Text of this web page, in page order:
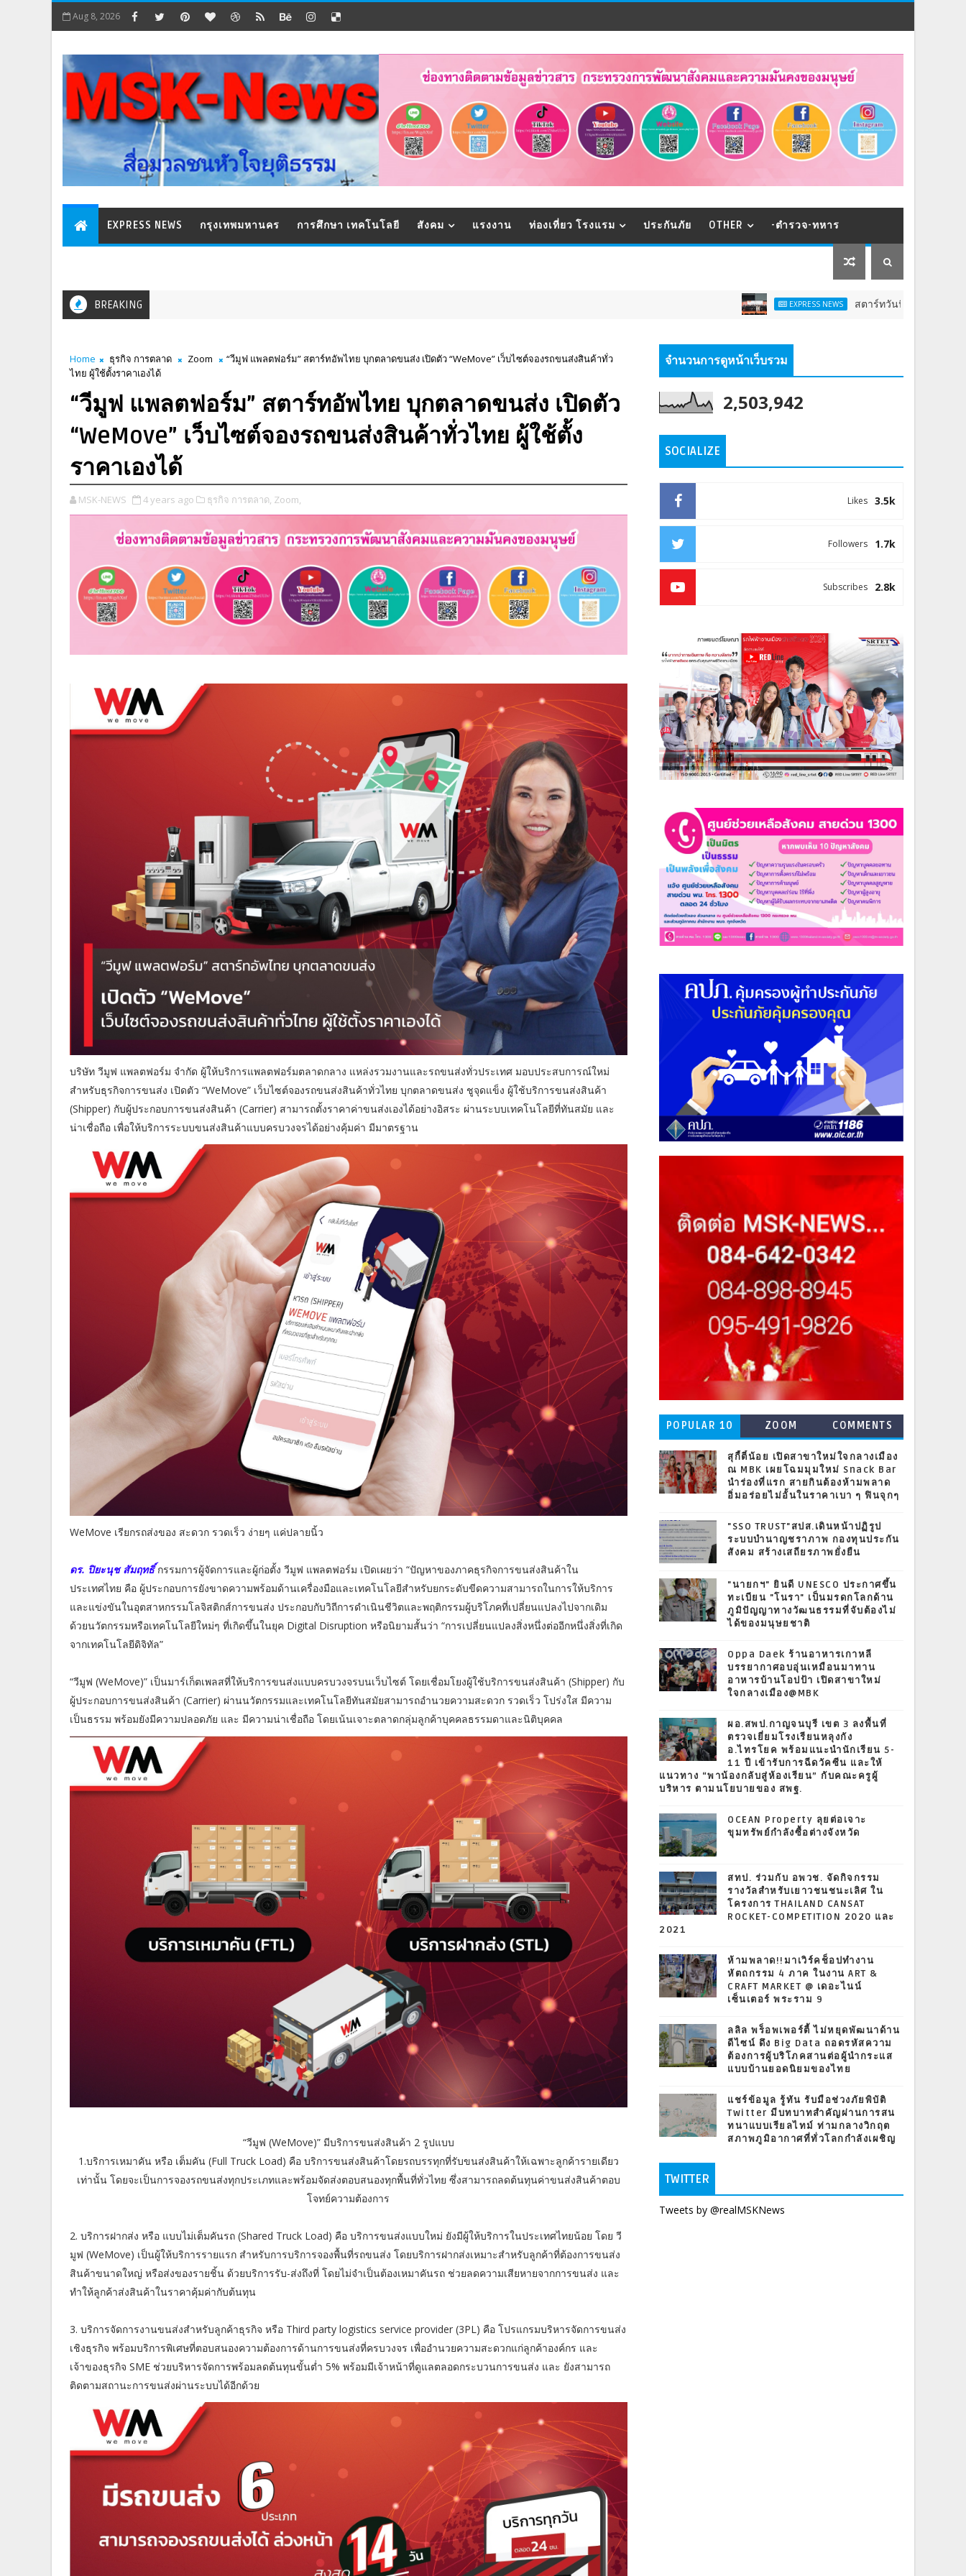
Aug 8, 2026
EXPRESS NEWS กรุงเทพมหานคร การศึกษา เทคโนโลยี สังคม แรงงาน ท่องเที่ยว โรงแรม ประกันภัย OTHER -ตำรวจ-ทหาร
BREAKING EXPRESS NEWS สตาร์ทวันนี้ - 9 ส.ค.Franchise Expo
Home ธุรกิจ การตลาด Zoom
“วีมูฟ แพลตฟอร์ม” สตาร์ทอัพไทย บุกตลาดขนส่ง เปิดตัว “WeMove” เว็บไซต์จองรถขนส่งสินค้าทั่ว
ไทย ผู้ใช้ตั้งราคาเองได้
“วีมูฟ แพลตฟอร์ม” สตาร์ทอัพไทย บุกตลาดขนส่ง เปิดตัว
“WeMove” เว็บไซต์จองรถขนส่งสินค้าทั่วไทย ผู้ใช้ตั้ง
ราคาเองได้
MSK-NEWS 4 years ago ธุรกิจ การตลาด, Zoom,
บริษัท วีมูฟ แพลตฟอร์ม จำกัด ผู้ให้บริการแพลตฟอร์มตลาดกลาง แหล่งรวมงานและรถขนส่งทั่วประเทศ มอบประสบการณ์ใหม่
สำหรับธุรกิจการขนส่ง เปิดตัว “WeMove” เว็บไซต์จองรถขนส่งสินค้าทั่วไทย บุกตลาดขนส่ง ชูจุดแข็ง ผู้ใช้บริการขนส่งสินค้า
(Shipper) กับผู้ประกอบการขนส่งสินค้า (Carrier) สามารถตั้งราคาค่าขนส่งเองได้อย่างอิสระ ผ่านระบบเทคโนโลยีที่ทันสมัย และ
น่าเชื่อถือ เพื่อให้บริการระบบขนส่งสินค้าแบบครบวงจรได้อย่างคุ้มค่า มีมาตรฐาน
WeMove เรียกรถส่งของ สะดวก รวดเร็ว ง่ายๆ แค่ปลายนิ้ว
ดร. ปิยะนุช สัมฤทธิ์กรรมการผู้จัดการและผู้ก่อตั้ง วีมูฟ แพลตฟอร์ม เปิดเผยว่า “ปัญหาของภาคธุรกิจการขนส่งสินค้าใน
ประเทศไทย คือ ผู้ประกอบการยังขาดความพร้อมด้านเครื่องมือและเทคโนโลยีสำหรับยกระดับขีดความสามารถในการให้บริการ
และแข่งขันในอุตสาหกรรมโลจิสติกส์การขนส่ง ประกอบกับวิถีการดำเนินชีวิตและพฤติกรรมผู้บริโภคที่เปลี่ยนแปลงไปจากเดิม
ด้วยนวัตกรรมหรือเทคโนโลยีใหม่ๆ ที่เกิดขึ้นในยุค Digital Disruption หรือนิยามสั้นว่า “การเปลี่ยนแปลงสิ่งหนึ่งต่ออีกหนึ่งสิ่งที่เกิด
จากเทคโนโลยีดิจิทัล”
“วีมูฟ (WeMove)” เป็นมาร์เก็ตเพลสที่ให้บริการขนส่งแบบครบวงจรบนเว็บไซต์ โดยเชื่อมโยงผู้ใช้บริการขนส่งสินค้า (Shipper) กับ
ผู้ประกอบการขนส่งสินค้า (Carrier) ผ่านนวัตกรรมและเทคโนโลยีทันสมัยสามารถอำนวยความสะดวก รวดเร็ว โปร่งใส มีความ
เป็นธรรม พร้อมยังมีความปลอดภัย และ มีความน่าเชื่อถือ โดยเน้นเจาะตลาดกลุ่มลูกค้าบุคคลธรรมดาและนิติบุคคล
“วีมูฟ (WeMove)” มีบริการขนส่งสินค้า 2 รูปแบบ
1.บริการเหมาคัน หรือ เต็มคัน (Full Truck Load) คือ บริการขนส่งสินค้าโดยรถบรรทุกที่รับขนส่งสินค้าให้เฉพาะลูกค้ารายเดียว
เท่านั้น โดยจะเป็นการจองรถขนส่งทุกประเภทและพร้อมจัดส่งตอบสนองทุกพื้นที่ทั่วไทย ซึ่งสามารถลดต้นทุนค่าขนส่งสินค้าตอบ
โจทย์ความต้องการ
2. บริการฝากส่ง หรือ แบบไม่เต็มคันรถ (Shared Truck Load) คือ บริการขนส่งแบบใหม่ ยังมีผู้ให้บริการในประเทศไทยน้อย โดย วี
มูฟ (WeMove) เป็นผู้ให้บริการรายแรก สำหรับการบริการจองพื้นที่รถขนส่ง โดยบริการฝากส่งเหมาะสำหรับลูกค้าที่ต้องการขนส่ง
สินค้าขนาดใหญ่ หรือส่งของรายชิ้น ด้วยบริการรับ-ส่งถึงที่ โดยไม่จำเป็นต้องเหมาคันรถ ช่วยลดความเสียหายจากการขนส่ง และ
ทำให้ลูกค้าส่งสินค้าในราคาคุ้มค่ากับต้นทุน
3. บริการจัดการงานขนส่งสำหรับลูกค้าธุรกิจ หรือ Third party logistics service provider (3PL) คือ โปรแกรมบริหารจัดการขนส่ง
เชิงธุรกิจ พร้อมบริการพิเศษที่ตอบสนองความต้องการด้านการขนส่งที่ครบวงจร เพื่ออำนวยความสะดวกแก่ลูกค้าองค์กร และ
เจ้าของธุรกิจ SME ช่วยบริหารจัดการพร้อมลดต้นทุนขั้นต่ำ 5% พร้อมมีเจ้าหน้าที่ดูแลตลอดกระบวนการขนส่ง และ ยังสามารถ
ติดตามสถานะการขนส่งผ่านระบบได้อีกด้วย
จำนวนการดูหน้าเว็บรวม
2,503,942
SOCIALIZE
3.5k
Likes
1.7k
Followers
2.8k
Subscribes
POPULAR 10 ZOOM COMMENTS
สุกี้ตี๋น้อย เปิดสาขาใหม่ใจกลางเมือง
ณ MBK เผยโฉมมุมใหม่ Snack Bar
นำร่องที่แรก สายกินต้องห้ามพลาด
อิ่มอร่อยไม่อั้นในราคาเบา ๆ ฟินจุกๆ
"SSO TRUST"สปส.เดินหน้าปฏิรูป
ระบบบำนาญชราภาพ กองทุนประกัน
สังคม สร้างเสถียรภาพยั่งยืน
"นายกฯ" ยินดี UNESCO ประกาศขึ้น
ทะเบียน "โนรา" เป็นมรดกโลกด้าน
ภูมิปัญญาทางวัฒนธรรมที่จับต้องไม่
ได้ของมนุษยชาติ
Oppa Daek ร้านอาหารเกาหลี
บรรยากาศอบอุ่นเหมือนมาทาน
อาหารบ้านโอปป้า เปิดสาขาใหม่
ใจกลางเมือง@MBK
ผอ.สพป.กาญจนบุรี เขต 3 ลงพื้นที่
ตรวจเยี่ยมโรงเรียนหลุงกัง
อ.ไทรโยค พร้อมแนะนำนักเรียน 5-
11 ปี เข้ารับการฉีดวัคซีน และให้
แนวทาง “พาน้องกลับสู่ห้องเรียน” กับคณะครูผู้
บริหาร ตามนโยบายของ สพฐ.
OCEAN Property ลุยต่อเจาะ
ขุมทรัพย์กำลังซื้อต่างจังหวัด
สทป. ร่วมกับ อพวช. จัดกิจกรรม
รางวัลสำหรับเยาวชนชนะเลิศ ใน
โครงการ THAILAND CANSAT
ROCKET-COMPETITION 2020 และ
2021
ห้ามพลาด!!มาเวิร์คช็อปทำงาน
หัตถกรรม 4 ภาค ในงาน ART &
CRAFT MARKET @ เดอะไนน์
เซ็นเตอร์ พระราม 9
ลลิล พร็อพเพอร์ตี้ ไม่หยุดพัฒนาด้าน
ดีไซน์ ดึง Big Data ถอดรหัสความ
ต้องการผู้บริโภคสานต่อผู้นำกระแส
แบบบ้านยอดนิยมของไทย
แชร์ข้อมูล รู้ทัน รับมือช่วงภัยพิบัติ
Twitter มีบทบาทสำคัญผ่านการสน
ทนาแบบเรียลไทม์ ท่ามกลางวิกฤต
สภาพภูมิอากาศที่ทั่วโลกกำลังเผชิญ
TWITTER
Tweets by @realMSKNews